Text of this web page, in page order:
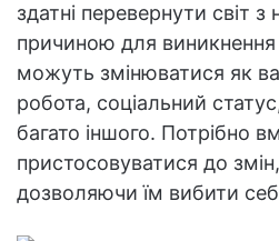
здатні перевернути світ з
причиною для
можуть змінюватися як
робота, соціальний
багато іншого. Потрібно
пристосовуватися до
дозволяючи їм вибити